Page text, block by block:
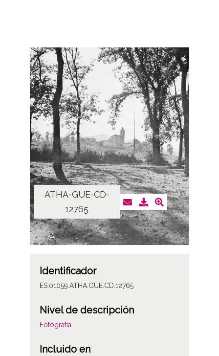
ATHA-GUE-CD-
12765
Identificador
ES.01059.ATHA.GUE.CD.12765
Nivel de descripción
Fotografía
Incluido en